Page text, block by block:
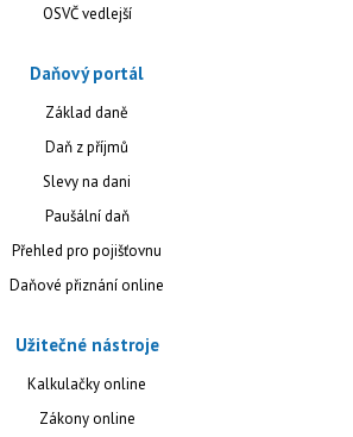
OSVČ vedlejší
Daňový portál
Základ daně
Daň z příjmů
Slevy na dani
Paušální daň
Přehled pro pojišťovnu
Daňové přiznání online
Užitečné nástroje
Kalkulačky online
Zákony online